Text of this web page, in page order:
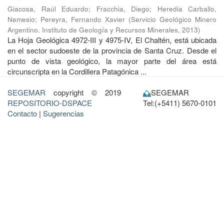
Giacosa, Raúl Eduardo; Fracchia, Diego; Heredia Carballo,
Nemesio; Pereyra, Fernando Xavier (Servicio Geológico Minero
Argentino. Instituto de Geología y Recursos Minerales, 2013)
La Hoja Geológica 4972-III y 4975-IV, El Chaltén, está ubicada
en el sector sudoeste de la provincia de Santa Cruz. Desde el
punto de vista geológico, la mayor parte del área está
circunscripta en la Cordillera Patagónica ...
SEGEMAR copyright © 2019
REPOSITORIO-DSPACE
Contacto | Sugerencias
SEGEMAR
Tel:(+5411) 5670-0101